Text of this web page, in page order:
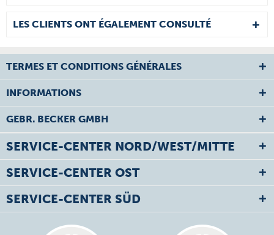
LES CLIENTS ONT ÉGALEMENT CONSULTÉ
TERMES ET CONDITIONS GÉNÉRALES
INFORMATIONS
GEBR. BECKER GMBH
SERVICE-CENTER NORD/WEST/MITTE
SERVICE-CENTER OST
SERVICE-CENTER SÜD